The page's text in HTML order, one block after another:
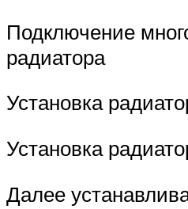
Подключение
радиатора
Установка
Установка
Далее